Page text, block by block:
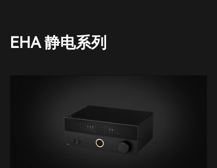
EHA 静电系列